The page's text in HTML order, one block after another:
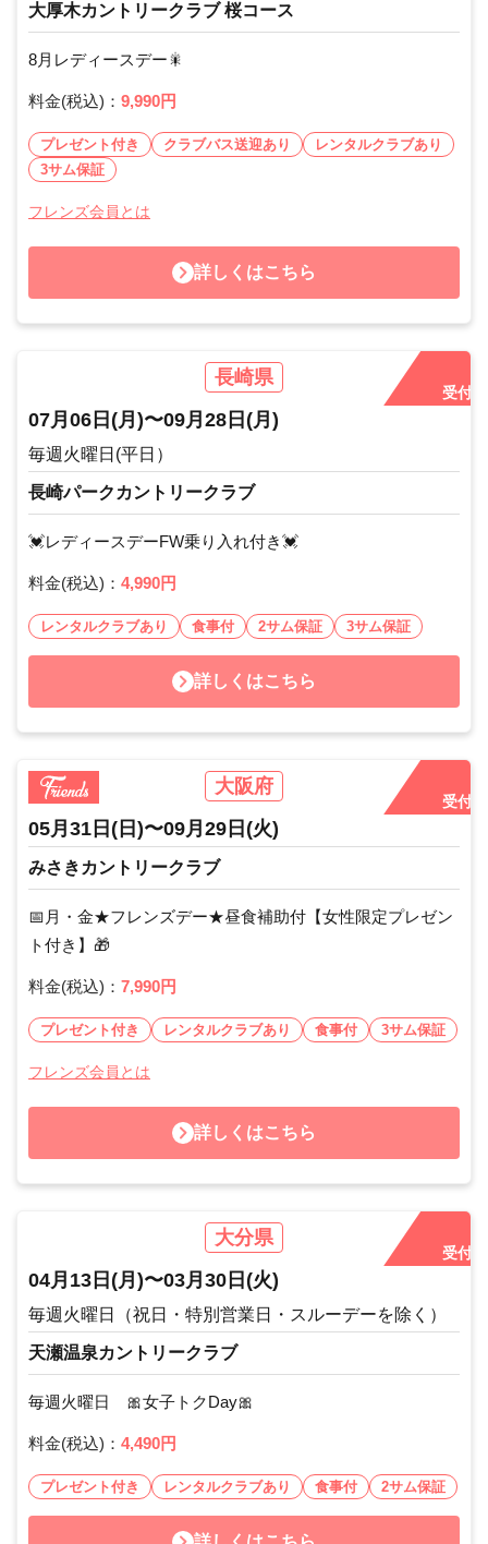
大厚木カントリークラブ 桜コース
8月レディースデー🎇
料金(税込)： 9,990円
プレゼント付き クラブバス送迎あり
レンタルクラブあり
3サム保証
フレンズ会員とは
詳しくはこちら
長崎県
受付中
07月06日 (月)〜09月28日 (月)
毎週火曜日(平日）
長崎パークカントリークラブ
💓レディースデーFW乗り入れ付き💓
料金(税込)： 4,990円
レンタルクラブあり 食事付 2サム保証 3サム保証
詳しくはこちら
大阪府
受付中
05月31日 (日)〜09月29日 (火)
みさきカントリークラブ
📅月・金★フレンズデー★昼食補助付【女性限定プレゼン
ト付き】🎁
料金(税込)： 7,990円
プレゼント付き レンタルクラブあり 食事付 3サム保証
フレンズ会員とは
詳しくはこちら
大分県
受付中
04月13日 (月)〜03月30日 (火)
毎週火曜日（祝日・特別営業日・スルーデーを除く）
天瀬温泉カントリークラブ
毎週火曜日 🎀女子トクDay🎀
料金(税込)： 4,490円
プレゼント付き レンタルクラブあり 食事付 2サム保証